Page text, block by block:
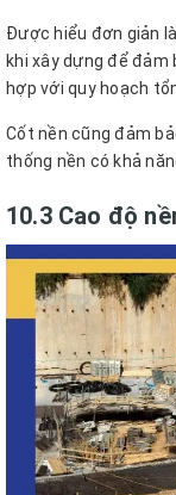
Được hiểu đơn giản
khi xây dựng để
hợp với quy hoạch
Cốt nền cũng đảm
thống nền có khả
10.3 Cao độ